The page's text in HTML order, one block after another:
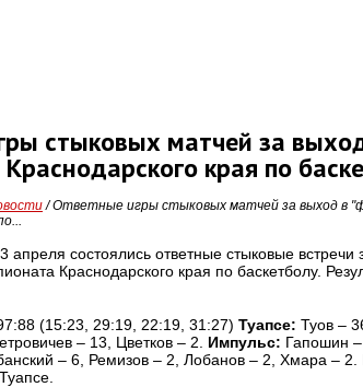
стыковых матчей за
края по
/ Ответные игры стыковых матчей за выход в
апреля состоялись ответные стыковые
Краснодарского края по баскетболу.
(15:23, 29:19, 22:19, 31:27) Туапсе: Туов –
– 13, Цветков – 2. Импульс: Гапошин –
– 6, Ремизов – 2, Лобанов – 2, Хмара – 2.